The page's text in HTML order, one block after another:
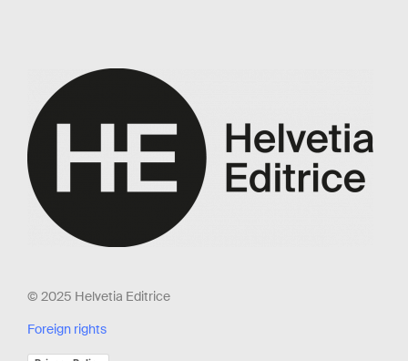
© 2025 Helvetia Editrice
Foreign rights